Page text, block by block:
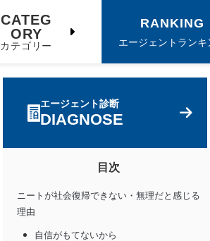
CATEG
ORY
カテゴリー
RANKING
エージェントランキ
エージェント診断
DIAGNOSE
目次
ニートが社会復帰できない・無理だと感じる
理由
自信がもてないから